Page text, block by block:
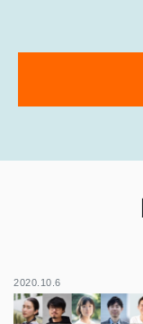
2020.10.6